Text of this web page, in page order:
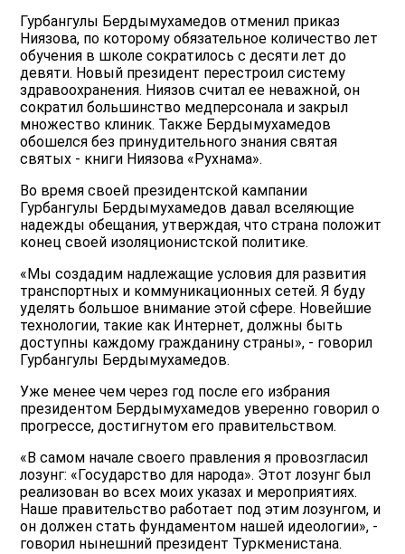
Гурбангулы Бердымухамедов отменил приказ
Ниязова, по которому обязательное количество лет
обучения в школе сократилось с десяти лет до
девяти. Новый президент перестроил систему
здравоохранения. Ниязов считал ее неважной, он
сократил большинство медперсонала и закрыл
множество клиник. Также Бердымухамедов
обошелся без принудительного знания святая
святых - книги Ниязова «Рухнама».
Во время своей президентской кампании
Гурбангулы Бердымухамедов давал вселяющие
надежды обещания, утверждая, что страна положит
конец своей изоляционистской политике.
«Мы создадим надлежащие условия для развития
транспортных и коммуникационных сетей. Я буду
уделять большое внимание этой сфере. Новейшие
технологии, такие как Интернет, должны быть
доступны каждому гражданину страны», - говорил
Гурбангулы Бердымухамедов.
Уже менее чем через год после его избрания
президентом Бердымухамедов уверенно говорил о
прогрессе, достигнутом его правительством.
«В самом начале своего правления я провозгласил
лозунг: «Государство для народа». Этот лозунг был
реализован во всех моих указах и мероприятиях.
Наше правительство работает под этим лозунгом, и
он должен стать фундаментом нашей идеологии», -
говорил нынешний президент Туркменистана.